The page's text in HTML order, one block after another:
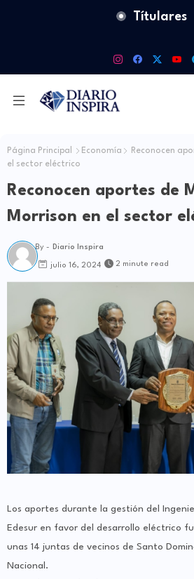
Títulares
Página Principal Economía
Reconocen
el sector eléctrico
Reconocen aportes de
Morrison en el sector
By - Diario Inspira
julio 16, 2024 2 minute read
Los aportes durante la gestión del
Edesur en favor del desarrollo eléctrico
unas 14 juntas de vecinos de Santo
Nacional.